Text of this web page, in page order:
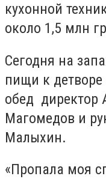
кухонной
около 1,5 млн
Сегодня на
пищи к
обед директор
Магомедов и
Малыхин.
«Пропала моя